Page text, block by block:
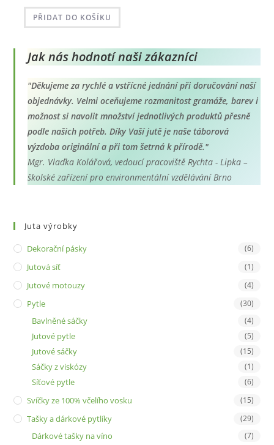
190 Kč
237 Kč
PŘIDAT DO KOŠÍKU
Jak nás hodnotí naši zákazníci
"Děkujeme za rychlé a vstřícné jednání při doručování naší
objednávky. Velmi oceňujeme rozmanitost gramáže, barev i
možnost si navolit množství jednotlivých produktů přesně
podle našich potřeb. Díky Vaší jutě je naše táborová
výzdoba originální a při tom šetrná k přírodě."
Mgr. Vlaďka Kolářová, vedoucí pracoviště Rychta - Lipka –
školské zařízení pro environmentální vzdělávání Brno
Juta výrobky
Dekorační pásky (6)
Jutová síť (1)
Jutové motouzy (4)
Pytle (30)
Bavlněné sáčky (4)
Jutové pytle (5)
Jutové sáčky (15)
Sáčky z viskózy (1)
Síťové pytle (6)
Svíčky ze 100% včelího vosku (15)
Tašky a dárkové pytlíky (29)
Dárkové tašky na víno (7)